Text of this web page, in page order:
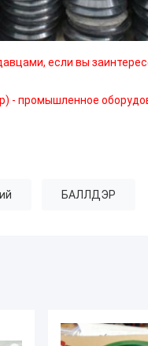
если вы
- промышленное
БАЛЛДЭР